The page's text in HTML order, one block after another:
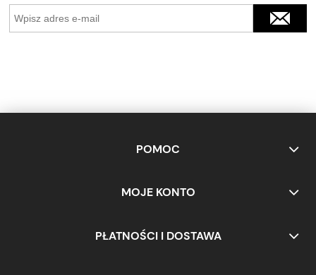
POMOC
MOJE KONTO
PŁATNOŚCI I DOSTAWA